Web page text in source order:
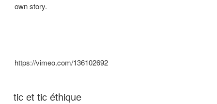
own story.
https://vimeo.com/136102692
tic et tic éthique